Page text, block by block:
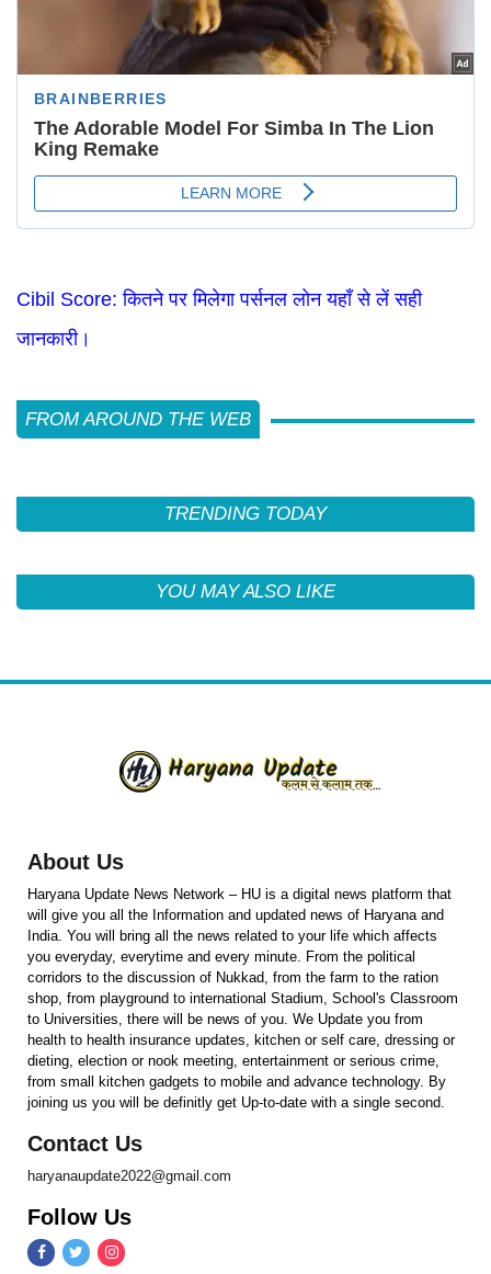
Cibil Score: कितने पर मिलेगा पर्सनल लोन यहाँ से लें सही
जानकारी।
FROM AROUND THE WEB
TRENDING TODAY
YOU MAY ALSO LIKE
About Us
Haryana Update News Network – HU is a digital news platform that
will give you all the Information and updated news of Haryana and
India. You will bring all the news related to your life which affects
you everyday, everytime and every minute. From the political
corridors to the discussion of Nukkad, from the farm to the ration
shop, from playground to international Stadium, School's Classroom
to Universities, there will be news of you. We Update you from
health to health insurance updates, kitchen or self care, dressing or
dieting, election or nook meeting, entertainment or serious crime,
from small kitchen gadgets to mobile and advance technology. By
joining us you will be definitly get Up-to-date with a single second.
Contact Us
haryanaupdate2022@gmail.com
Follow Us